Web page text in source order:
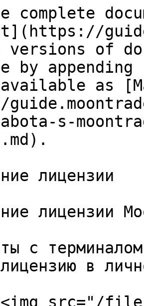
complete
versions of
by
as
s-
лицензии
лицензии
с
в
src="/files/